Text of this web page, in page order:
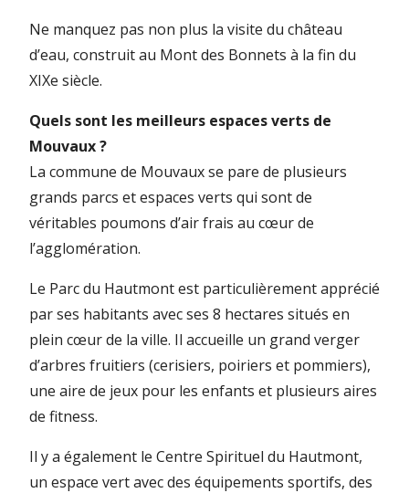
Ne manquez pas non plus la visite du château
d’eau, construit au Mont des Bonnets à la fin du
XIXe siècle.
Quels sont les meilleurs espaces verts de
Mouvaux ?
La commune de Mouvaux se pare de plusieurs
grands parcs et espaces verts qui sont de
véritables poumons d’air frais au cœur de
l’agglomération.
Le Parc du Hautmont est particulièrement apprécié
par ses habitants avec ses 8 hectares situés en
plein cœur de la ville. Il accueille un grand verger
d’arbres fruitiers (cerisiers, poiriers et pommiers),
une aire de jeux pour les enfants et plusieurs aires
de fitness.
Il y a également le Centre Spirituel du Hautmont,
un espace vert avec des équipements sportifs, des